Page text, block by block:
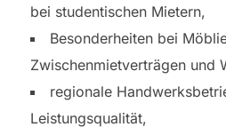
bei studentischen Mietern,
Besonderheiten bei
Zwischenmietverträgen und
regionale
Leistungsqualität,